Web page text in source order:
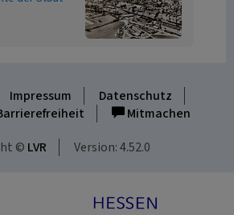
Impressum
Datenschutz
Mitmachen
© LVR Version: 4.52.0